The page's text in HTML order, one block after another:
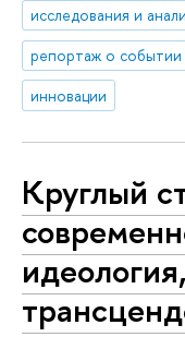
исследования и
репортаж о событии
инновации
Круглый